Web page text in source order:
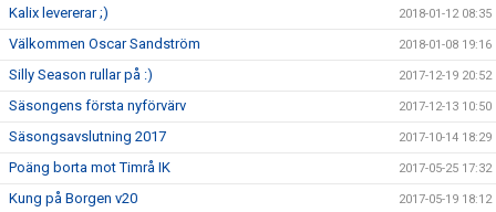
Kalix levererar ;) 2018-01-12 08:35
Välkommen Oscar Sandström 2018-01-08 19:16
Silly Season rullar på :) 2017-12-19 20:52
Säsongens första nyförvärv 2017-12-13 10:50
Säsongsavslutning 2017 2017-10-14 18:29
Poäng borta mot Timrå IK 2017-05-25 17:32
Kung på Borgen v20 2017-05-19 18:12